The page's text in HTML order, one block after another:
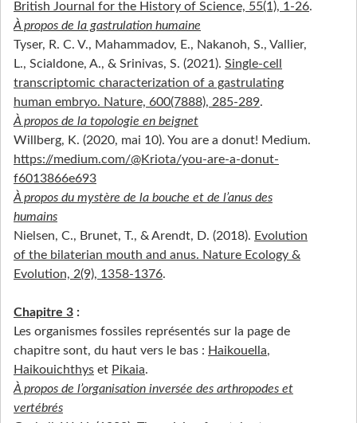
British Journal for the History of Science, 55(1), 1‑26.
À propos de la gastrulation humaine
Tyser, R. C. V., Mahammadov, E., Nakanoh, S., Vallier,
L., Scialdone, A., & Srinivas, S. (2021). Single-cell
transcriptomic characterization of a gastrulating
human embryo. Nature, 600(7888), 285‑289.
À propos de la topologie en beignet
Willberg, K. (2020, mai 10). You are a donut! Medium.
https://medium.com/@Kriota/you-are-a-donut-
f6013866e693
À propos du mystère de la bouche et de l’anus des
humains
Nielsen, C., Brunet, T., & Arendt, D. (2018). Evolution
of the bilaterian mouth and anus. Nature Ecology &
Evolution, 2(9), 1358‑1376.
Chapitre 3 :
Les organismes fossiles représentés sur la page de
chapitre sont, du haut vers le bas : Haikouella,
Haikouichthys et Pikaia.
À propos de l’organisation inversée des arthropodes et
vertébrés